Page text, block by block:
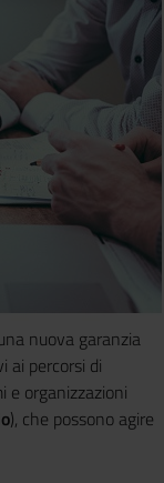
nuova garanzia
ai percorsi di
e organizzazioni
), che possono agire